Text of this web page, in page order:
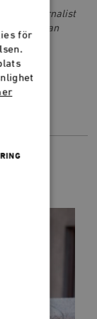
journalist
Han
för